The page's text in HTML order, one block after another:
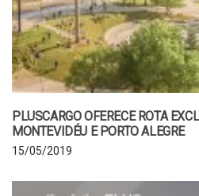
PLUSCARGO OFERECE ROTA
MONTEVIDÉU E PORTO ALEGRE
15/05/2019